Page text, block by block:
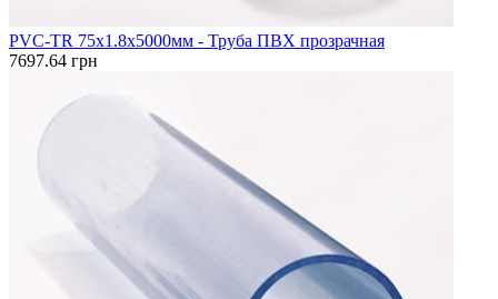
PVC-TR 75x1.8x5000мм - Труба ПВХ прозрачная
7697.64 грн